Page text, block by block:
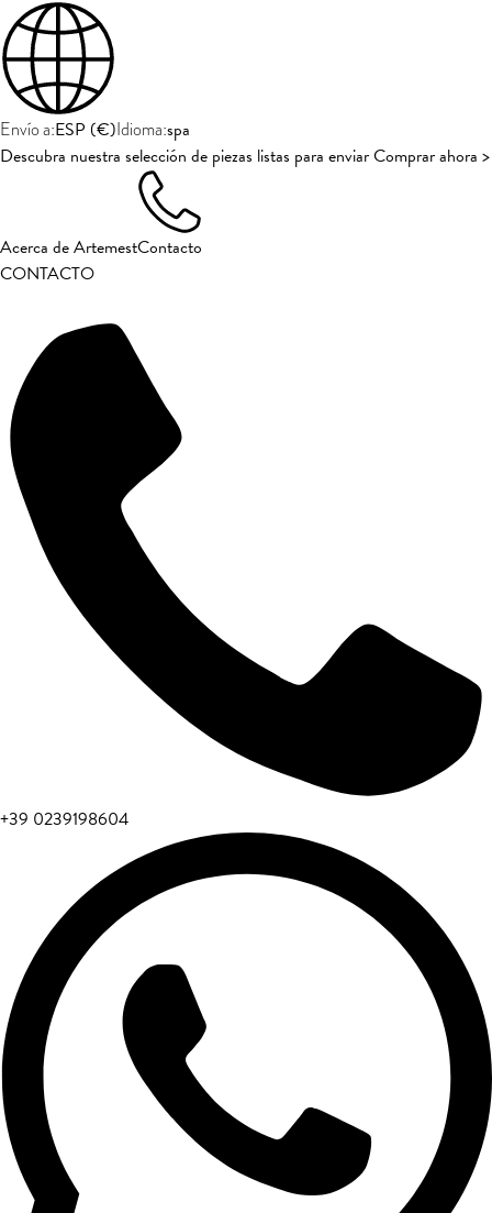
Envío a:ESP (€)Idioma:spa
Descubra nuestra selección de piezas listas para enviar Comprar ahora >
Acerca de ArtemestContacto
CONTACTO
+39 0239198604